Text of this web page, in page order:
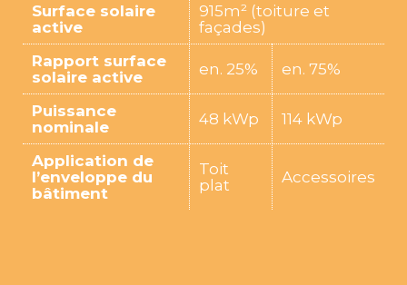
Surface solaire
active
915m² (toiture et
façades)
Rapport surface
solaire active
en. 25% en. 75%
Puissance
nominale
48 kWp 114 kWp
Application de
l’enveloppe du
bâtiment
Toit
plat
Accessoires